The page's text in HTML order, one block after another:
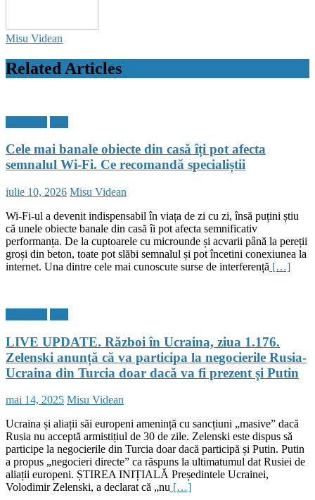
Misu Videan
Related Articles
Cele mai banale obiecte din casă îți pot afecta
semnalul Wi-Fi. Ce recomandă specialiștii
Posted
iulie 10, 2026 Author
Misu Videan
Wi-Fi-ul a devenit indispensabil în viața de zi cu zi, însă puțini știu
că unele obiecte banale din casă îi pot afecta semnificativ
performanța. De la cuptoarele cu microunde și acvarii până la pereții
groși din beton, toate pot slăbi semnalul și pot încetini conexiunea la
internet. Una dintre cele mai cunoscute surse de interferență […]
LIVE UPDATE. Război în Ucraina, ziua 1.176.
Zelenski anunță că va participa la negocierile Rusia-
Ucraina din Turcia doar dacă va fi prezent și Putin
Posted
mai 14, 2025 Author
Misu Videan
Ucraina și aliații săi europeni amenință cu sancțiuni „masive” dacă
Rusia nu acceptă armistițiul de 30 de zile. Zelenski este dispus să
participe la negocierile din Turcia doar dacă participă și Putin. Putin
a propus „negocieri directe” ca răspuns la ultimatumul dat Rusiei de
aliații europeni. ȘTIREA INIȚIALĂ Președintele Ucrainei,
Volodimir Zelenski, a declarat că „nu […]